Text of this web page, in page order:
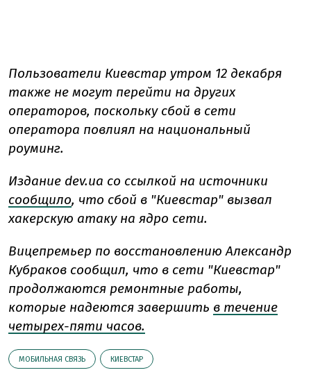
Пользователи Киевстар утром 12 декабря
также не могут перейти на других
операторов, поскольку сбой в сети
оператора повлиял на национальный
роуминг.
Издание dev.ua со ссылкой на источники
сообщило, что сбой в "Киевстар" вызвал
хакерскую атаку на ядро сети.
Вицепремьер по восстановлению Александр
Кубраков сообщил, что в сети "Киевстар"
продолжаются ремонтные работы,
которые надеются завершить в течение
четырех-пяти часов.
МОБИЛЬНАЯ СВЯЗЬ КИЕВСТАР